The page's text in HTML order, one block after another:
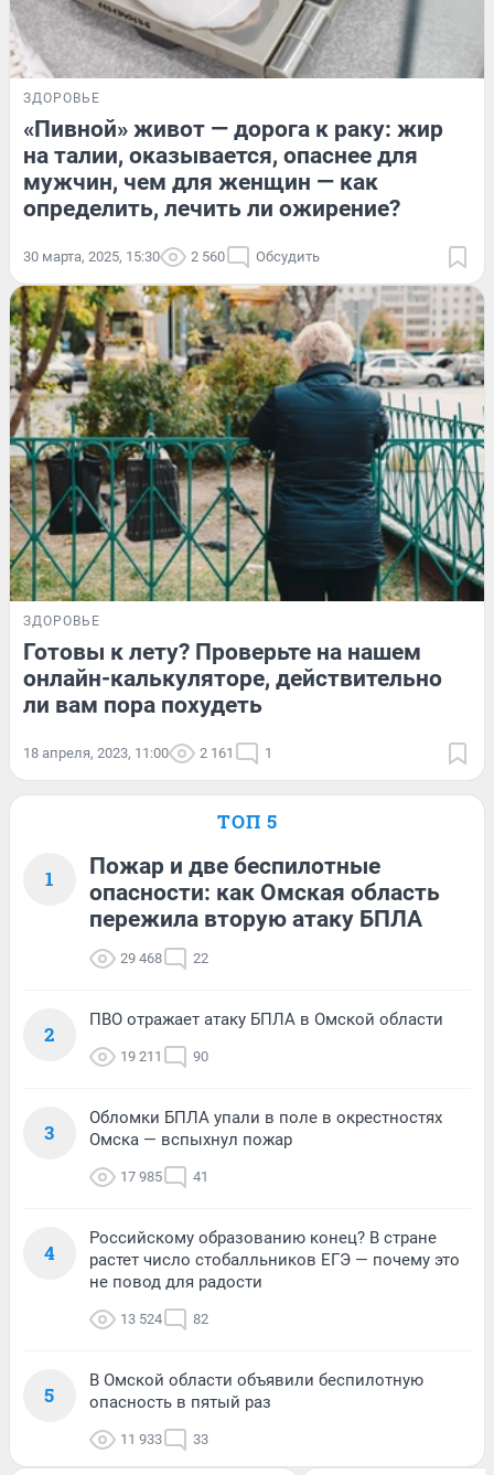
ЗДОРОВЬЕ
«Пивной» живот — дорога к раку: жир
на талии, оказывается, опаснее для
мужчин, чем для женщин — как
определить, лечить ли ожирение?
30 марта, 2025, 15:30 2 560 Обсудить
ЗДОРОВЬЕ
Готовы к лету? Проверьте на нашем
онлайн-калькуляторе, действительно
ли вам пора похудеть
18 апреля, 2023, 11:00 2 161 1
ТОП 5
1
Пожар и две беспилотные
опасности: как Омская область
пережила вторую атаку БПЛА
29 468 22
2
ПВО отражает атаку БПЛА в Омской области
19 211 90
3
Обломки БПЛА упали в поле в окрестностях
Омска — вспыхнул пожар
17 985 41
4
Российскому образованию конец? В стране
растет число стобалльников ЕГЭ — почему это
не повод для радости
13 524 82
5
В Омской области объявили беспилотную
опасность в пятый раз
11 933 33